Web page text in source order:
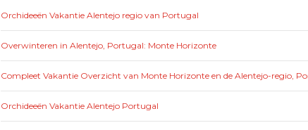
Orchideeën Vakantie Alentejo regio van Portugal
Overwinteren in Alentejo, Portugal: Monte Horizonte
Compleet Vakantie Overzicht van Monte Horizonte en de Alentejo-regio,
Orchideeën Vakantie Alentejo Portugal